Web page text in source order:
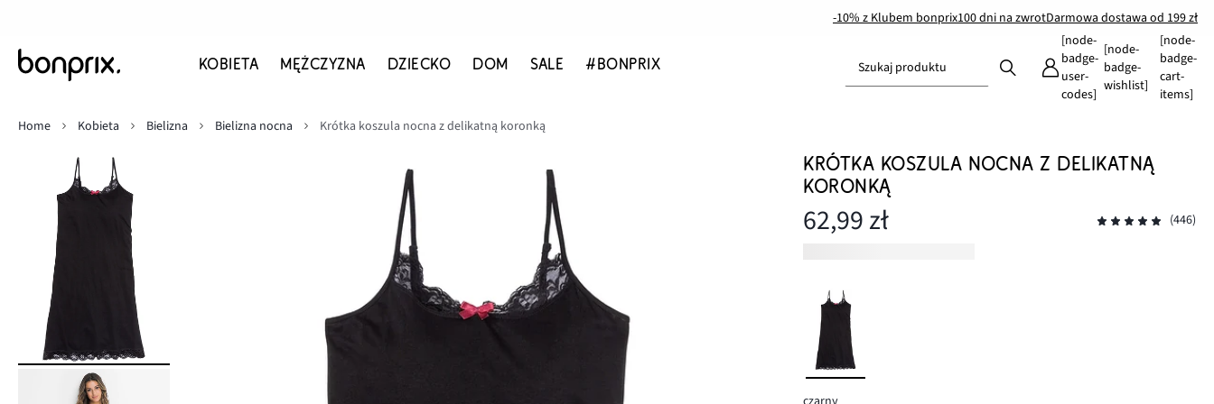
-10% z Klubem bonprix100 dni na zwrotDarmowa dostawa od 199 zł
KOBIETA MĘŻCZYZNA DZIECKO DOM SALE #BONPRIX Szukaj produktu
[node-
badge-
user-
codes]
[node-
badge-
wishlist]
[node-
badge-
cart-
items]
Home
Kobieta Bielizna Bielizna nocna Krótka koszula nocna z delikatną koronką
KRÓTKA KOSZULA NOCNA Z DELIKATNĄ
KORONKĄ
62,99 zł (446)